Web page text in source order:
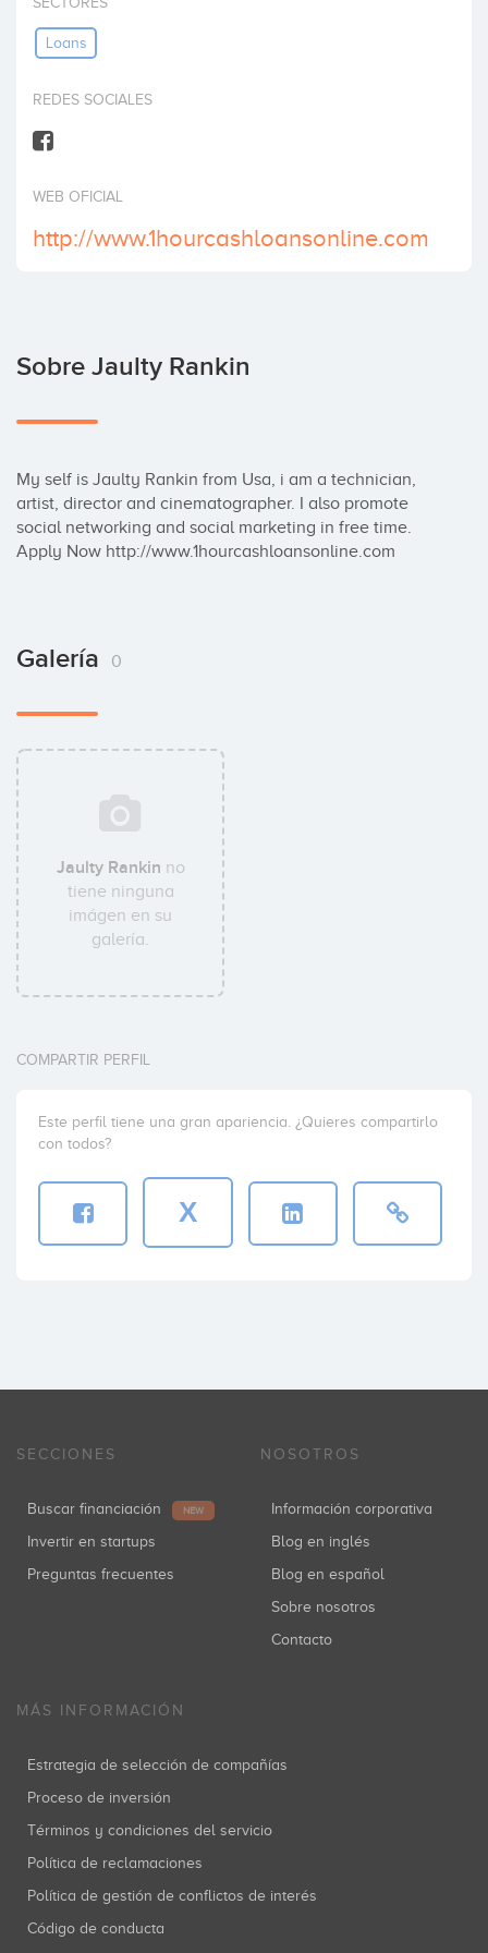
Loans
REDES SOCIALES
WEB OFICIAL
http://www.1hourcashloansonline.com
Sobre Jaulty Rankin
My self is Jaulty Rankin from Usa, i am a technician,
artist, director and cinematographer. I also promote
social networking and social marketing in free time.
Apply Now http://www.1hourcashloansonline.com
Galería 0
Jaulty Rankin no
tiene ninguna
imágen en su
galería.
COMPARTIR PERFIL
Este perfil tiene una gran apariencia. ¿Quieres compartirlo
con todos?
X
SECCIONES
Buscar financiación NEW
Invertir en startups
Preguntas frecuentes
NOSOTROS
Información corporativa
Blog en inglés
Blog en español
Sobre nosotros
Contacto
MÁS INFORMACIÓN
Estrategia de selección de compañías
Proceso de inversión
Términos y condiciones del servicio
Política de reclamaciones
Política de gestión de conflictos de interés
Código de conducta